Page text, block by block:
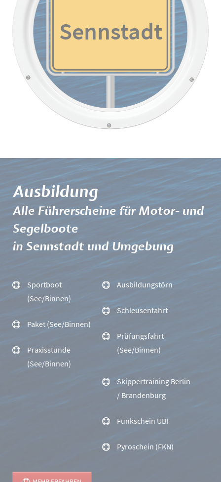
Sennstadt
Ausbildung
Alle Führerscheine für Motor- und
Segelboote
in Sennstadt und Umgebung
Sportboot
(See/Binnen)
Paket (See/Binnen)
Praxisstunde
(See/Binnen)
Ausbildungstörn
Schleusenfahrt
Prüfungsfahrt
(See/Binnen)
Skippertraining Berlin
/ Brandenburg
Funkschein UBI
Pyroschein (FKN)